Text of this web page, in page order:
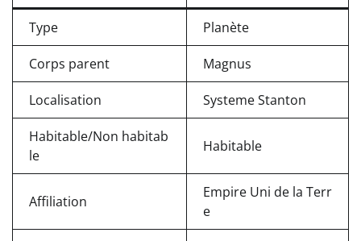
Type Planète
Corps parent Magnus
Localisation Systeme Stanton
Habitable/Non habitab
le
Habitable
Affiliation
Empire Uni de la Terr
e